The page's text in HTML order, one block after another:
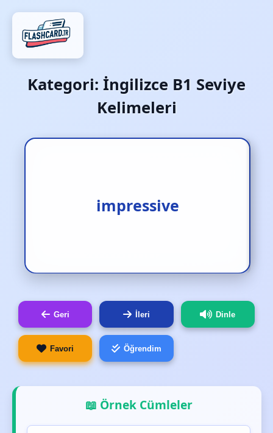
Kategori: İngilizce B1 Seviye
Kelimeleri
impressive
[s.] 3.duyguları etkileyen
Geri İleri Dinle
Favori Öğrendim
📖 Örnek Cümleler